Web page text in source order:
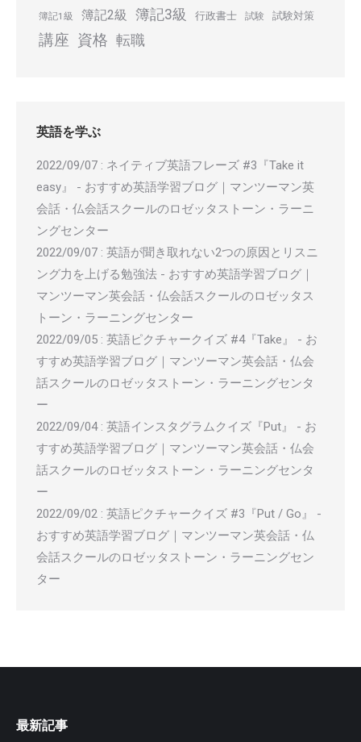
簿記1級 簿記2級 簿記3級 行政書士 試験 試験対策
講座 資格 転職
英語を学ぶ
2022/09/07 : ネイティブ英語フレーズ #3『Take it
easy』 - おすすめ英語学習ブログ｜マンツーマン英
会話・仏会話スクールのロゼッタストーン・ラーニ
ングセンター
2022/09/07 : 英語が聞き取れない2つの原因とリスニ
ング力を上げる勉強法 - おすすめ英語学習ブログ｜
マンツーマン英会話・仏会話スクールのロゼッタス
トーン・ラーニングセンター
2022/09/05 : 英語ピクチャークイズ #4『Take』 - お
すすめ英語学習ブログ｜マンツーマン英会話・仏会
話スクールのロゼッタストーン・ラーニングセンタ
ー
2022/09/04: 英語インスタグラムクイズ『Put』 - お
すすめ英語学習ブログ｜マンツーマン英会話・仏会
話スクールのロゼッタストーン・ラーニングセンタ
ー
2022/09/02 : 英語ピクチャークイズ #3『Put / Go』 -
おすすめ英語学習ブログ｜マンツーマン英会話・仏
会話スクールのロゼッタストーン・ラーニングセン
ター
最新記事